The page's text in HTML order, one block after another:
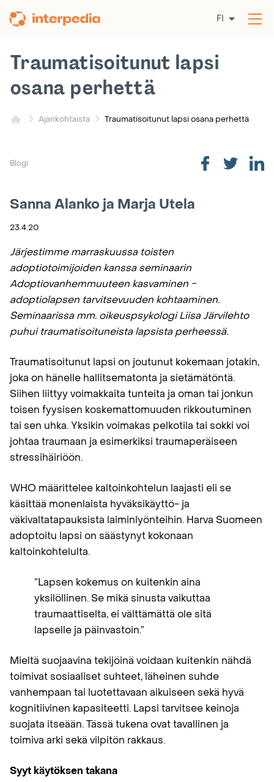
sisältöön
FI
Ajankohtaista Traumatisoitunut lapsi osana perhettä
Traumatisoitunut lapsi
osana perhettä
Blogi
Sanna Alanko ja Marja Utela
23.4.20
Järjestimme marraskuussa toisten
adoptiotoimijoiden kanssa seminaarin
Adoptiovanhemmuuteen kasvaminen −
adoptiolapsen tarvitsevuuden kohtaaminen.
Seminaarissa mm. oikeuspsykologi Liisa Järvilehto
puhui traumatisoituneista lapsista perheessä.
Traumatisoitunut lapsi on joutunut kokemaan jotakin,
joka on hänelle hallitsematonta ja sietämätöntä.
Siihen liittyy voimakkaita tunteita ja oman tai jonkun
toisen fyysisen koskemattomuuden rikkoutuminen
tai sen uhka. Yksikin voimakas pelkotila tai sokki voi
johtaa traumaan ja esimerkiksi traumaperäiseen
stressihäiriöön.
WHO määrittelee kaltoinkohtelun laajasti eli se
käsittää monenlaista hyväksikäyttö- ja
väkivaltatapauksista laiminlyönteihin. Harva Suomeen
adoptoitu lapsi on säästynyt kokonaan
kaltoinkohtelulta.
”Lapsen kokemus on kuitenkin aina
yksilöllinen. Se mikä sinusta vaikuttaa
traumaattiselta, ei välttämättä ole sitä
lapselle ja päinvastoin.”
Mieltä suojaavina tekijöinä voidaan kuitenkin nähdä
toimivat sosiaaliset suhteet, läheinen suhde
vanhempaan tai luotettavaan aikuiseen sekä hyvä
kognitiivinen kapasiteetti. Lapsi tarvitsee keinoja
suojata itseään. Tässä tukena ovat tavallinen ja
toimiva arki sekä vilpitön rakkaus.
Syyt käytöksen takana